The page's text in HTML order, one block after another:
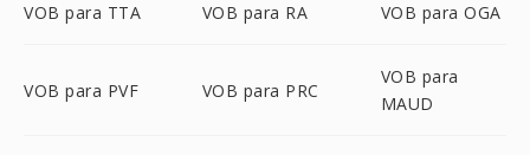
VOB para TTA VOB para RA VOB para OGA
VOB para PVF VOB para PRC
VOB para
MAUD